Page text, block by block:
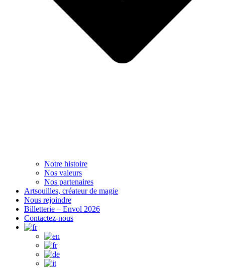
Notre histoire
Nos valeurs
Nos partenaires
Artsouilles, créateur de magie
Nous rejoindre
Billetterie – Envol 2026
Contactez-nous